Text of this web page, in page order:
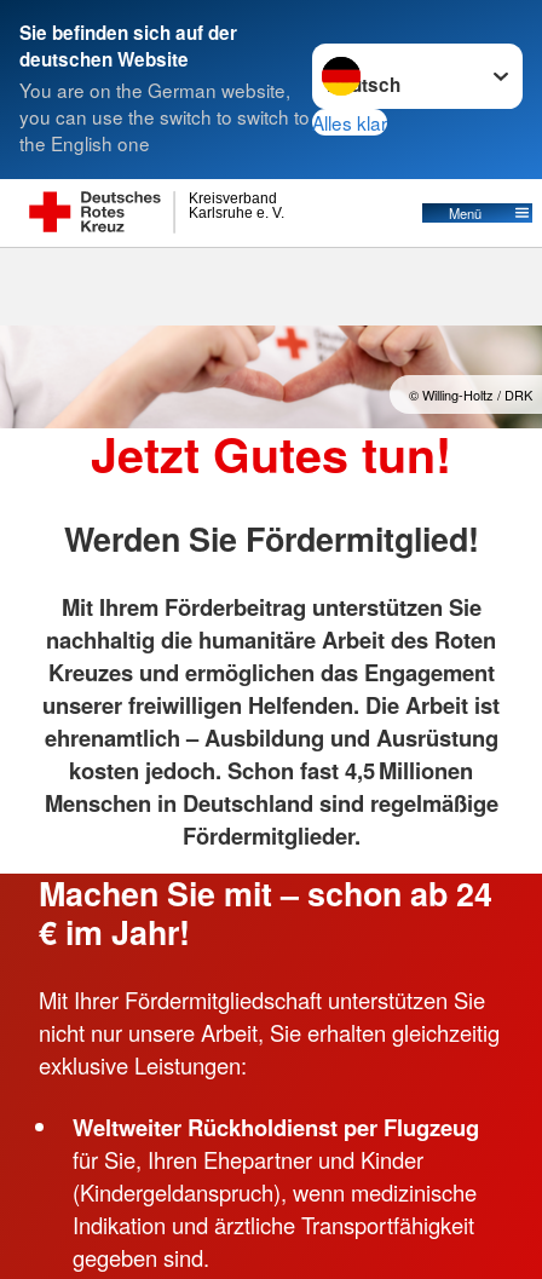
Sie befinden sich auf der
deutschen Website
You are on the German website,
you can use the switch to switch to
the English one
Sprache wechseln zu
Alles klar
Karlsruhe e. V.
Kreisverband
Menü
Suche
© Willing-Holtz / DRK
Jetzt Gutes tun!
Werden Sie Fördermitglied!
Mit Ihrem Förderbeitrag unterstützen Sie
nachhaltig die humanitäre Arbeit des Roten
Kreuzes und ermöglichen das Engagement
unserer freiwilligen Helfenden. Die Arbeit ist
ehrenamtlich – Ausbildung und Ausrüstung
kosten jedoch. Schon fast 4,5 Millionen
Menschen in Deutschland sind regelmäßige
Fördermitglieder.
Machen Sie mit – schon ab 24
€ im Jahr!
Mit Ihrer Fördermitgliedschaft unterstützen Sie
nicht nur unsere Arbeit, Sie erhalten gleichzeitig
exklusive Leistungen:
Weltweiter Rückholdienst per Flugzeug
für Sie, Ihren Ehepartner und Kinder
(Kindergeldanspruch), wenn medizinische
Indikation und ärztliche Transportfähigkeit
gegeben sind.